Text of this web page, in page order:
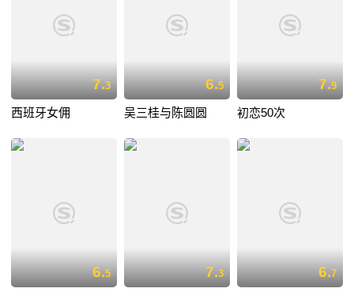
7.3
西班牙女佣
6.5
吴三桂与陈圆圆
7.9
初恋50次
6.5 7.3 6.7